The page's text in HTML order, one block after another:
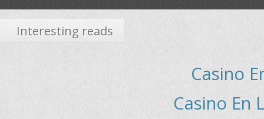
Interesting reads
Casino
Casino En